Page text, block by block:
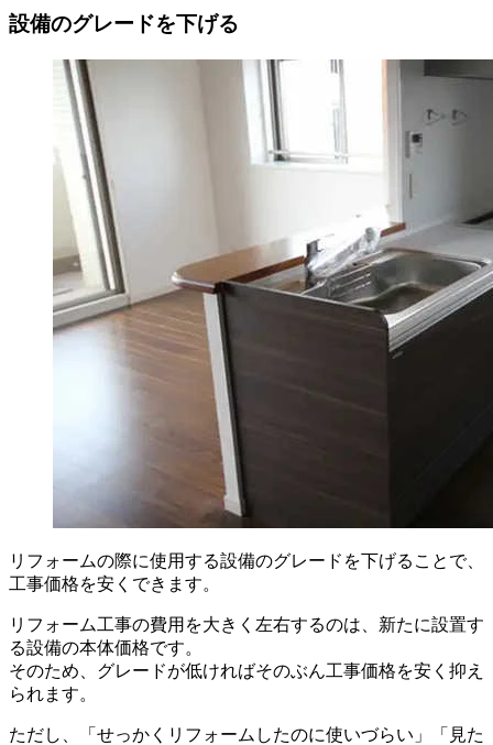
設備のグレードを下げる
リフォームの際に使用する設備のグレードを下げることで、
工事価格を安くできます。
リフォーム工事の費用を大きく左右するのは、新たに設置す
る設備の本体価格です。
そのため、グレードが低ければそのぶん工事価格を安く抑え
られます。
ただし、「せっかくリフォームしたのに使いづらい」「見た